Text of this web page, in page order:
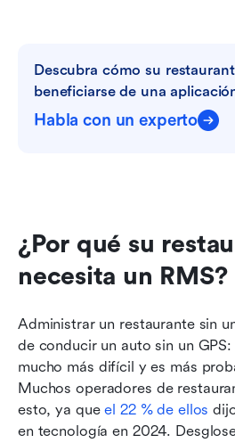
Descubra cómo su
beneficiarse de una
Habla con un experto
¿Por qué su
necesita un RMS?
Administrar un restaurante sin
de conducir un auto sin un
mucho más difícil y es más
Muchos operadores de
esto, ya que el 22 % de ellos
en tecnología en 2024.